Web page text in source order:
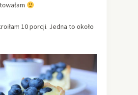
10 porcji. Jedna to około